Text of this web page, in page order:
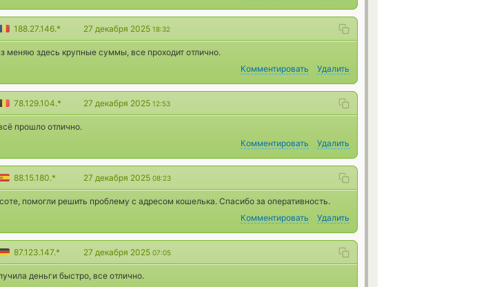
188.27.146.* 27 декабря 2025 18:32
меняю здесь крупные суммы, все проходит отлично.
Комментировать
Удалить
78.129.104.* 27 декабря 2025 12:53
прошло отлично.
Комментировать
Удалить
88.15.180.* 27 декабря 2025 08:23
помогли решить проблему с адресом кошелька. Спасибо за оперативность.
Комментировать
Удалить
87.123.147.* 27 декабря 2025 07:05
деньги быстро, все отлично.